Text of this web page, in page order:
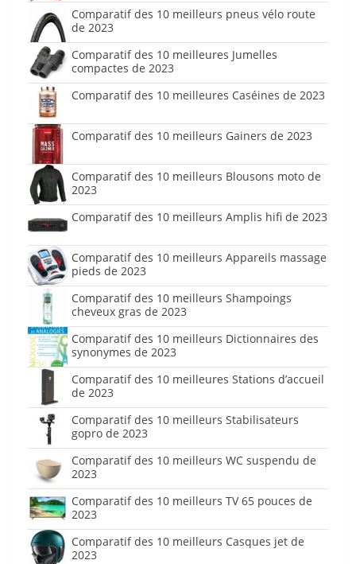
Comparatif des 10 meilleurs pneus vélo route
de 2023
Comparatif des 10 meilleures Jumelles
compactes de 2023
Comparatif des 10 meilleures Caséines de 2023
Comparatif des 10 meilleurs Gainers de 2023
Comparatif des 10 meilleurs Blousons moto de
2023
Comparatif des 10 meilleurs Amplis hifi de 2023
Comparatif des 10 meilleurs Appareils massage
pieds de 2023
Comparatif des 10 meilleurs Shampoings
cheveux gras de 2023
Comparatif des 10 meilleurs Dictionnaires des
synonymes de 2023
Comparatif des 10 meilleures Stations d’accueil
de 2023
Comparatif des 10 meilleurs Stabilisateurs
gopro de 2023
Comparatif des 10 meilleurs WC suspendu de
2023
Comparatif des 10 meilleurs TV 65 pouces de
2023
Comparatif des 10 meilleurs Casques jet de
2023